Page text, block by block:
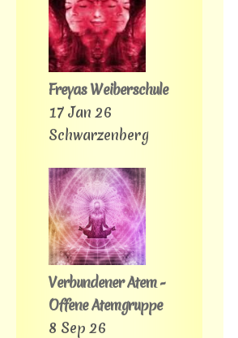
Freyas Weiberschule
17 Jan 26
Schwarzenberg
Verbundener Atem -
Offene Atemgruppe
8 Sep 26